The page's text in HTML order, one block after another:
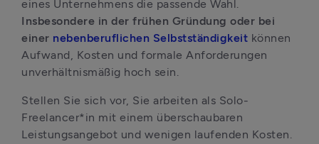
Insbesondere in der frühen Gründung oder bei
einer nebenberuflichen Selbstständigkeit können
Aufwand, Kosten und formale Anforderungen
unverhältnismäßig hoch sein.
Stellen Sie sich vor, Sie arbeiten als Solo-
Freelancer*in mit einem überschaubaren